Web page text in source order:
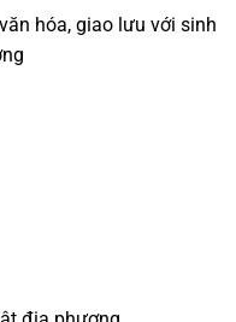
hóa, giao lưu với sinh